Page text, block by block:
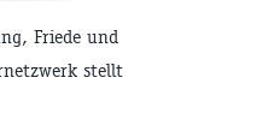
Friede und
stellt